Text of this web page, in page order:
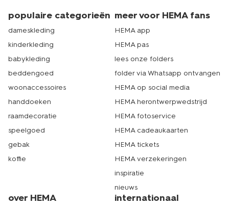
populaire categorieën
dameskleding
kinderkleding
babykleding
beddengoed
woonaccessoires
handdoeken
raamdecoratie
speelgoed
gebak
koffie
meer voor HEMA fans
HEMA app
HEMA pas
lees onze folders
folder via Whatsapp ontvangen
HEMA op social media
HEMA herontwerpwedstrijd
HEMA fotoservice
HEMA cadeaukaarten
HEMA tickets
HEMA verzekeringen
inspiratie
nieuws
over HEMA internationaal